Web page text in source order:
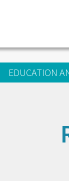
EDUCATION